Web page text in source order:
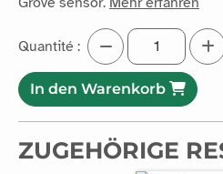
In den Warenkorb
ZUGEHÖRIGE